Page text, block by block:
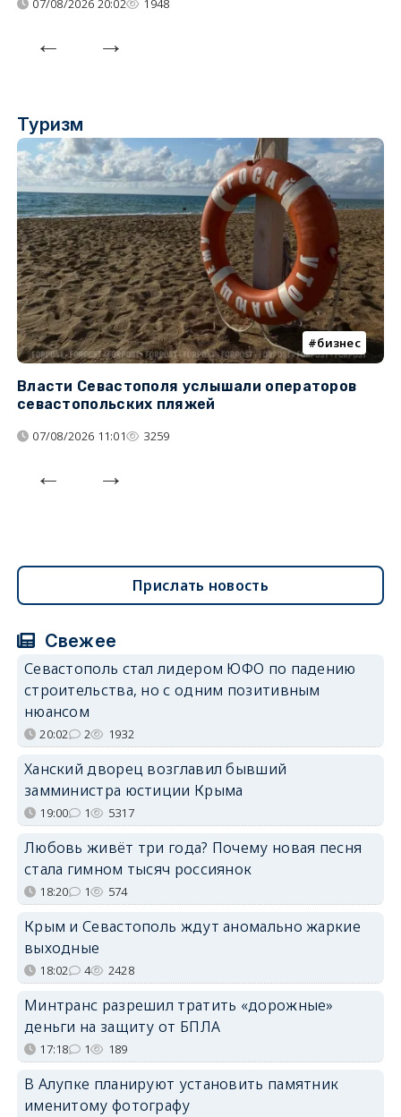
07/08/2026 20:02 1948
Туризм
бизнес
Власти Севастополя услышали операторов
севастопольских пляжей
07/08/2026 11:01 3259
Прислать новость
Свежее
Севастополь стал лидером ЮФО по падению
строительства, но с одним позитивным
нюансом
20:02 2 1932
Ханский дворец возглавил бывший
замминистра юстиции Крыма
19:00 1 5317
Любовь живёт три года? Почему новая песня
стала гимном тысяч россиянок
18:20 1 574
Крым и Севастополь ждут аномально жаркие
выходные
18:02 4 2428
Минтранс разрешил тратить «дорожные»
деньги на защиту от БПЛА
17:18 1 189
В Алупке планируют установить памятник
именитому фотографу